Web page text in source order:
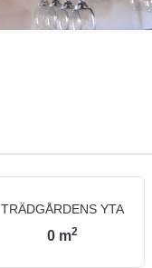
TRÄDGÅRDENS YTA
0 m2